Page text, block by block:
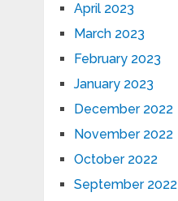
April 2023
March 2023
February 2023
January 2023
December 2022
November 2022
October 2022
September 2022